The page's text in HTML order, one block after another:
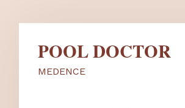
POOL DOCTOR
MEDENCE